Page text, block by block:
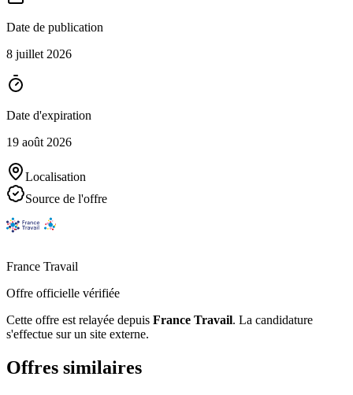
Date de publication
8 juillet 2026
Date d'expiration
19 août 2026
Localisation
Source de l'offre
France Travail
Offre officielle vérifiée
Cette offre est relayée depuis France Travail. La candidature
s'effectue sur un site externe.
Offres similaires